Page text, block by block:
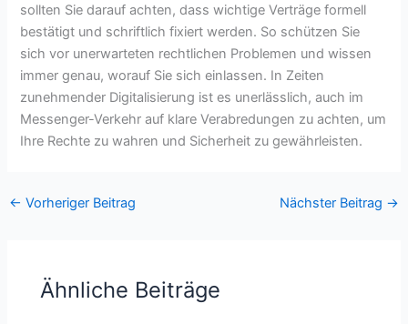
sollten Sie darauf achten, dass wichtige Verträge formell
bestätigt und schriftlich fixiert werden. So schützen Sie
sich vor unerwarteten rechtlichen Problemen und wissen
immer genau, worauf Sie sich einlassen. In Zeiten
zunehmender Digitalisierung ist es unerlässlich, auch im
Messenger-Verkehr auf klare Verabredungen zu achten, um
Ihre Rechte zu wahren und Sicherheit zu gewährleisten.
← Vorheriger Beitrag Nächster Beitrag →
Ähnliche Beiträge